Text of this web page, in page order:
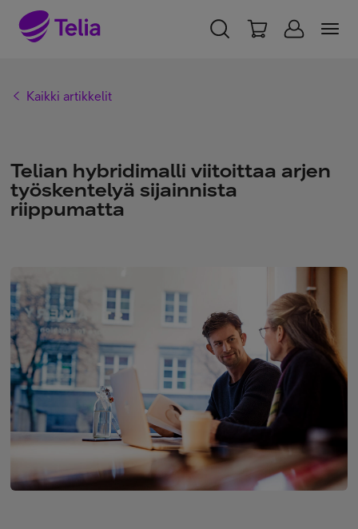
Vastuullisuus
Medialle
FI SV
Kaikki artikkelit
Telian hybridimalli viitoittaa arjen
työskentelyä sijainnista
riippumatta